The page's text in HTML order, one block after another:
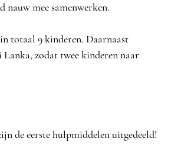
mee samenwerken.
totaal 9 kinderen. Daarnaast
zodat twee kinderen naar
de eerste hulpmiddelen uitgedeeld!